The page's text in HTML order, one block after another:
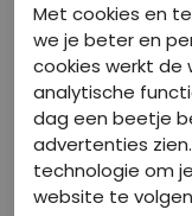
Met cookies en
we je beter en
cookies werkt de
analytische
dag een beetje
advertenties
technologie om
website te